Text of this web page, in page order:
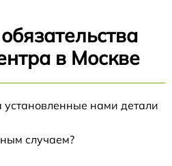
в Москве
установленные нами детали
случаем?